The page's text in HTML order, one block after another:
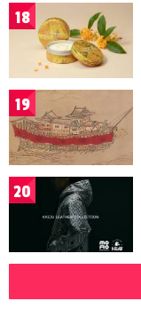
18
19
20